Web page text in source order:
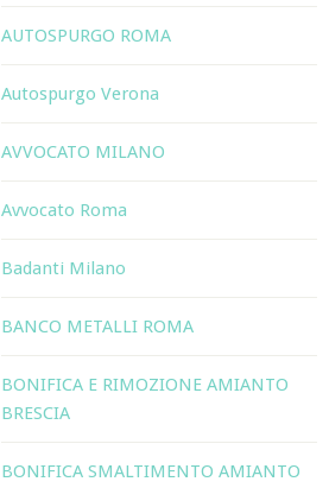
AUTOSPURGO ROMA
Autospurgo Verona
AVVOCATO MILANO
Avvocato Roma
Badanti Milano
BANCO METALLI ROMA
BONIFICA E RIMOZIONE AMIANTO
BRESCIA
BONIFICA SMALTIMENTO AMIANTO